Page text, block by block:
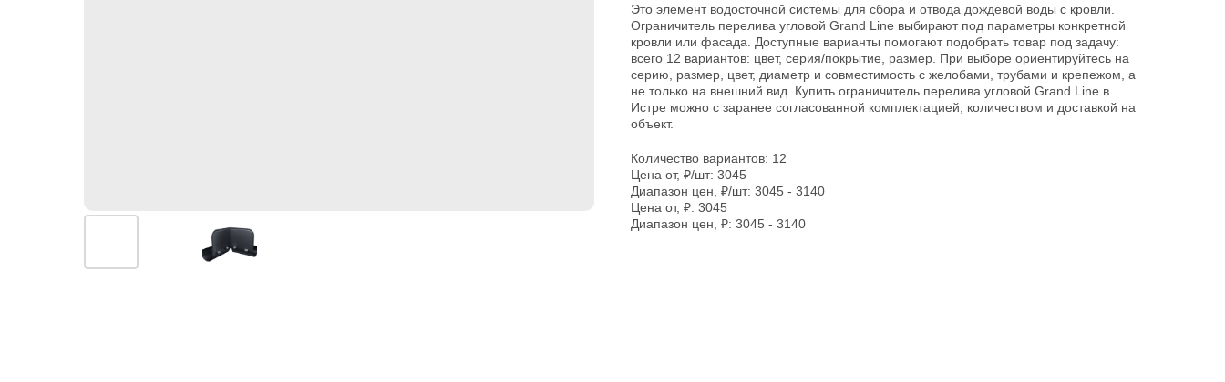
Это элемент водосточной системы для сбора и отвода дождевой воды с кровли.
Ограничитель перелива угловой Grand Line выбирают под параметры конкретной
кровли или фасада. Доступные варианты помогают подобрать товар под задачу:
всего 12 вариантов: цвет, серия/покрытие, размер. При выборе ориентируйтесь на
серию, размер, цвет, диаметр и совместимость с желобами, трубами и крепежом, а
не только на внешний вид. Купить ограничитель перелива угловой Grand Line в
Истре можно с заранее согласованной комплектацией, количеством и доставкой на
объект.
Количество вариантов: 12
Цена от, ₽/шт: 3045
Диапазон цен, ₽/шт: 3045 - 3140
Цена от, ₽: 3045
Диапазон цен, ₽: 3045 - 3140